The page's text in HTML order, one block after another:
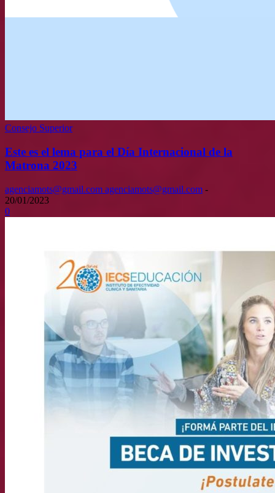
Consejo Superior
Este es el lema para el Día Internacional de la
Matrona 2023
agenciamots@gmail.com agenciamots@gmail.com -
20/01/2023
0